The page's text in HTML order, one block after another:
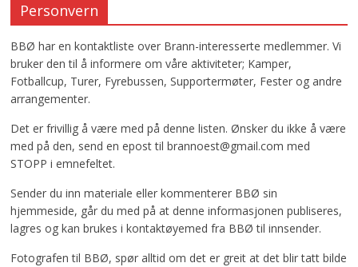
Personvern
BBØ har en kontaktliste over Brann-interesserte medlemmer. Vi
bruker den til å informere om våre aktiviteter; Kamper,
Fotballcup, Turer, Fyrebussen, Supportermøter, Fester og andre
arrangementer.
Det er frivillig å være med på denne listen. Ønsker du ikke å være
med på den, send en epost til brannoest@gmail.com med
STOPP i emnefeltet.
Sender du inn materiale eller kommenterer BBØ sin
hjemmeside, går du med på at denne informasjonen publiseres,
lagres og kan brukes i kontaktøyemed fra BBØ til innsender.
Fotografen til BBØ, spør alltid om det er greit at det blir tatt bilde